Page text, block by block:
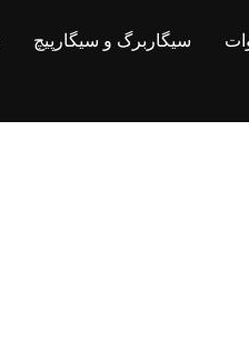
سیگاربرگ و سیگارپیچ